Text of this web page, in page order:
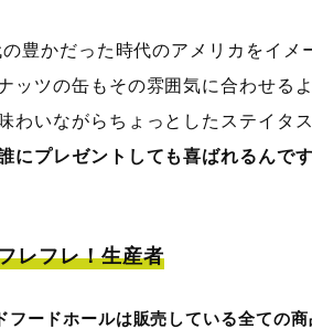
豊かだった時代のアメリカをイメ
ッツの缶もその雰囲気に合わせる
わいながらちょっとしたステイタ
にプレゼントしても喜ばれるんです
レフレ！生産者
フードホールは販売している全ての